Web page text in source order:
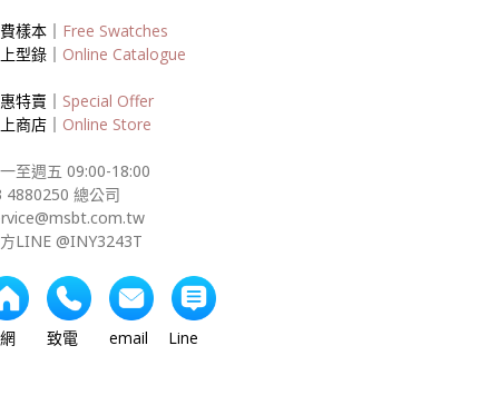
樣本｜ Free Swatches
型錄｜ Online Catalogue
特賣｜ Special Offer
商店｜ Online Store
至週五 09:00-18:00
4880250 總公司
LINE @INY3243T
網 致電 email Line